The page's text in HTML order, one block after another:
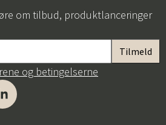
om tilbud, produktlanceringer
og betingelserne